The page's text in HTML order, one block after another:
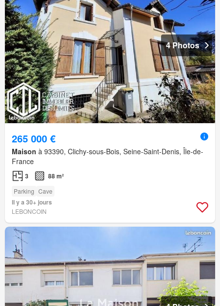
4 Photos
265 000 €
Maison à 93390, Clichy-sous-Bois, Seine-Saint-Denis, Île-de-
France
3 88 m²
Parking Cave
Il y a 30+ jours
LEBONCOIN